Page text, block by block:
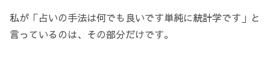
私が「占いの手法は何でも良いです単純に統計学です」と
言っているのは、その部分だけです。